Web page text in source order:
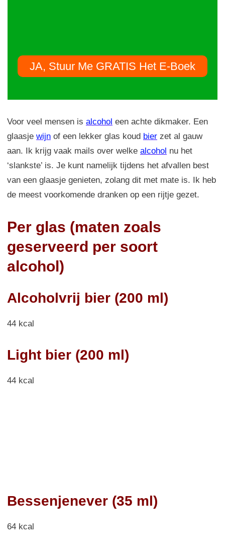
JA, Stuur Me GRATIS Het E-Boek
Voor veel mensen is alcohol een achte dikmaker. Een
glaasje wijn of een lekker glas koud bier zet al gauw
aan. Ik krijg vaak mails over welke alcohol nu het
‘slankste’ is. Je kunt namelijk tijdens het afvallen best
van een glaasje genieten, zolang dit met mate is. Ik heb
de meest voorkomende dranken op een rijtje gezet.
Per glas (maten zoals
geserveerd per soort
alcohol)
Alcoholvrij bier (200 ml)
44 kcal
Light bier (200 ml)
44 kcal
Bessenjenever (35 ml)
64 kcal